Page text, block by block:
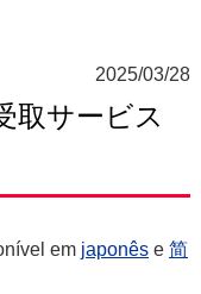
2025/03/28
取サービス
em japonêse 简